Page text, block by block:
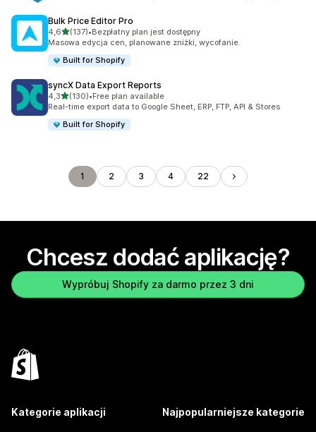
Bulk Price Editor Pro
4,6na 5 gwiazdek
(137)
Łączna liczba recenzji: 137
•Bezpłatny plan jest dostępny
Masowa edycja cen, planowane zniżki, wycofanie.
Built for Shopify
syncX Data Export Reports
4,3na 5 gwiazdek
(130)
Łączna liczba recenzji: 130
•Free plan available
Real-time export data to Google Sheet, ERP, FTP, API & Stores
Built for Shopify
1 2 3 4 22
Chcesz dodać aplikację?
Wypróbuj Shopify za darmo przez 3 dni
Kategorie aplikacji Najpopularniejsze kategorie